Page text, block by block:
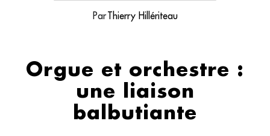
ParThierry Hillériteau
Orgue et orchestre :
une liaison
balbutiante